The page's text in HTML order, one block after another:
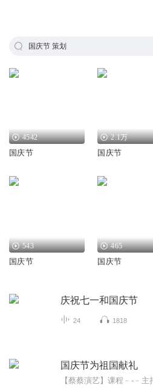
国庆节 策划
4542
国庆节
2.1万
国庆节
543
国庆节
465
国庆节
庆祝七一和国庆节
24 1818
国庆节为祖国献礼